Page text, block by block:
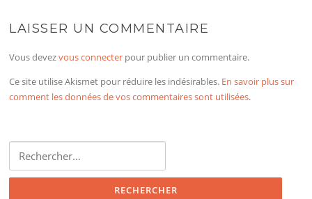
LAISSER UN COMMENTAIRE
Vous devezvous connecter pour publier un commentaire.
Ce site utilise Akismet pour réduire les indésirables. En savoir plus sur
comment les données de vos commentaires sont utilisées.